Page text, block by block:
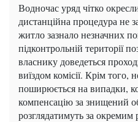
Водночас уряд чітко
дистанційна процедура не
житло зазнало незначних
підконтрольній території
власнику доведеться
виїздом комісії. Крім того,
поширюється на випадки,
компенсацію за знищений
розглядатимуть за окремим